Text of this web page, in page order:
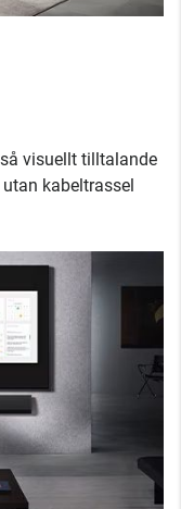
visuellt tilltalande
kabeltrassel